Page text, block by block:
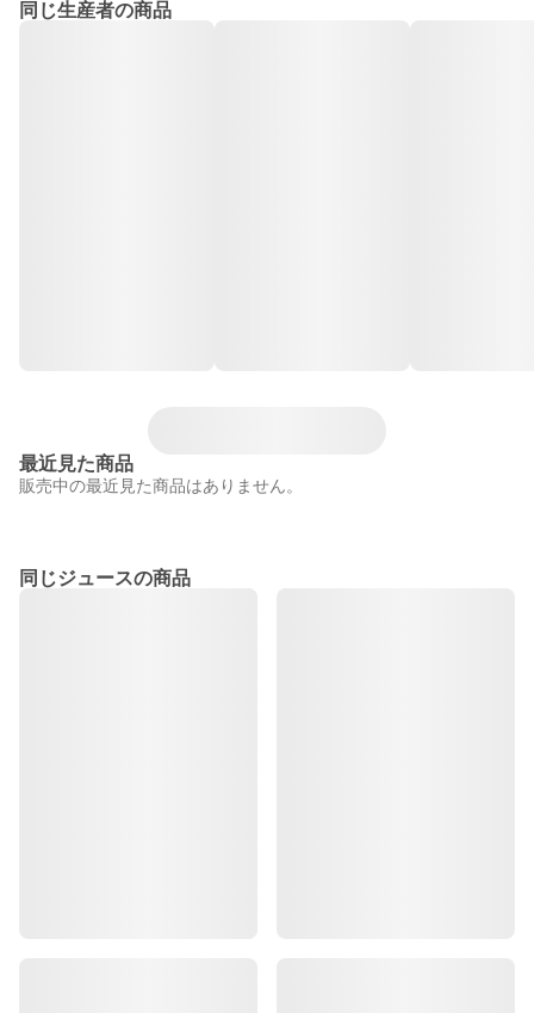
同じ生産者の商品
最近見た商品
販売中の最近見た商品はありません。
同じジュースの商品